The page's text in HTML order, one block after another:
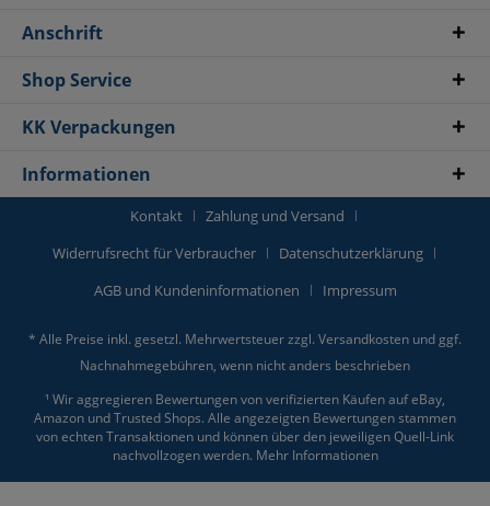
Anschrift
Shop Service
KK Verpackungen
Informationen
Kontakt
Zahlung und Versand
Widerrufsrecht für Verbraucher
Datenschutzerklärung
AGB und Kundeninformationen
Impressum
* Alle Preise inkl. gesetzl. Mehrwertsteuer zzgl. Versandkosten und ggf.
Nachnahmegebühren, wenn nicht anders beschrieben
¹ Wir aggregieren Bewertungen von verifizierten Käufen auf eBay,
Amazon und Trusted Shops. Alle angezeigten Bewertungen stammen
von echten Transaktionen und können über den jeweiligen Quell-Link
nachvollzogen werden. Mehr Informationen